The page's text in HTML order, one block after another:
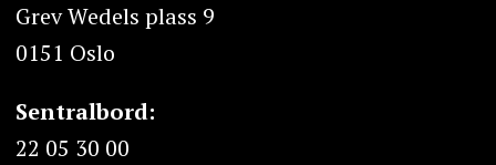
Grev Wedels plass 9
0151 Oslo
Sentralbord:
22 05 30 00